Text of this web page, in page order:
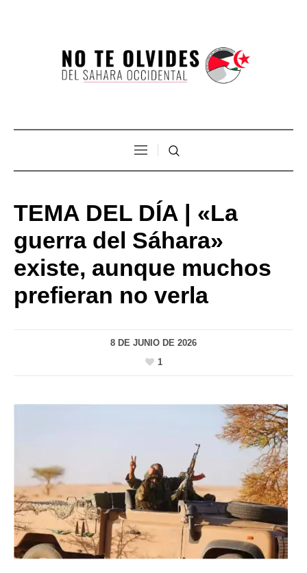
TEMA DEL DÍA | «La
guerra del Sáhara»
existe, aunque muchos
prefieran no verla
8 DE JUNIO DE 2026
1